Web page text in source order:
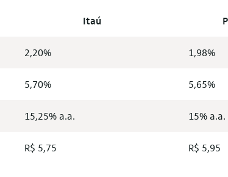
Itaú
2,20% 1,98%
5,70% 5,65%
15,25% a.a. 15% a.a.
R$ 5,75 R$ 5,95